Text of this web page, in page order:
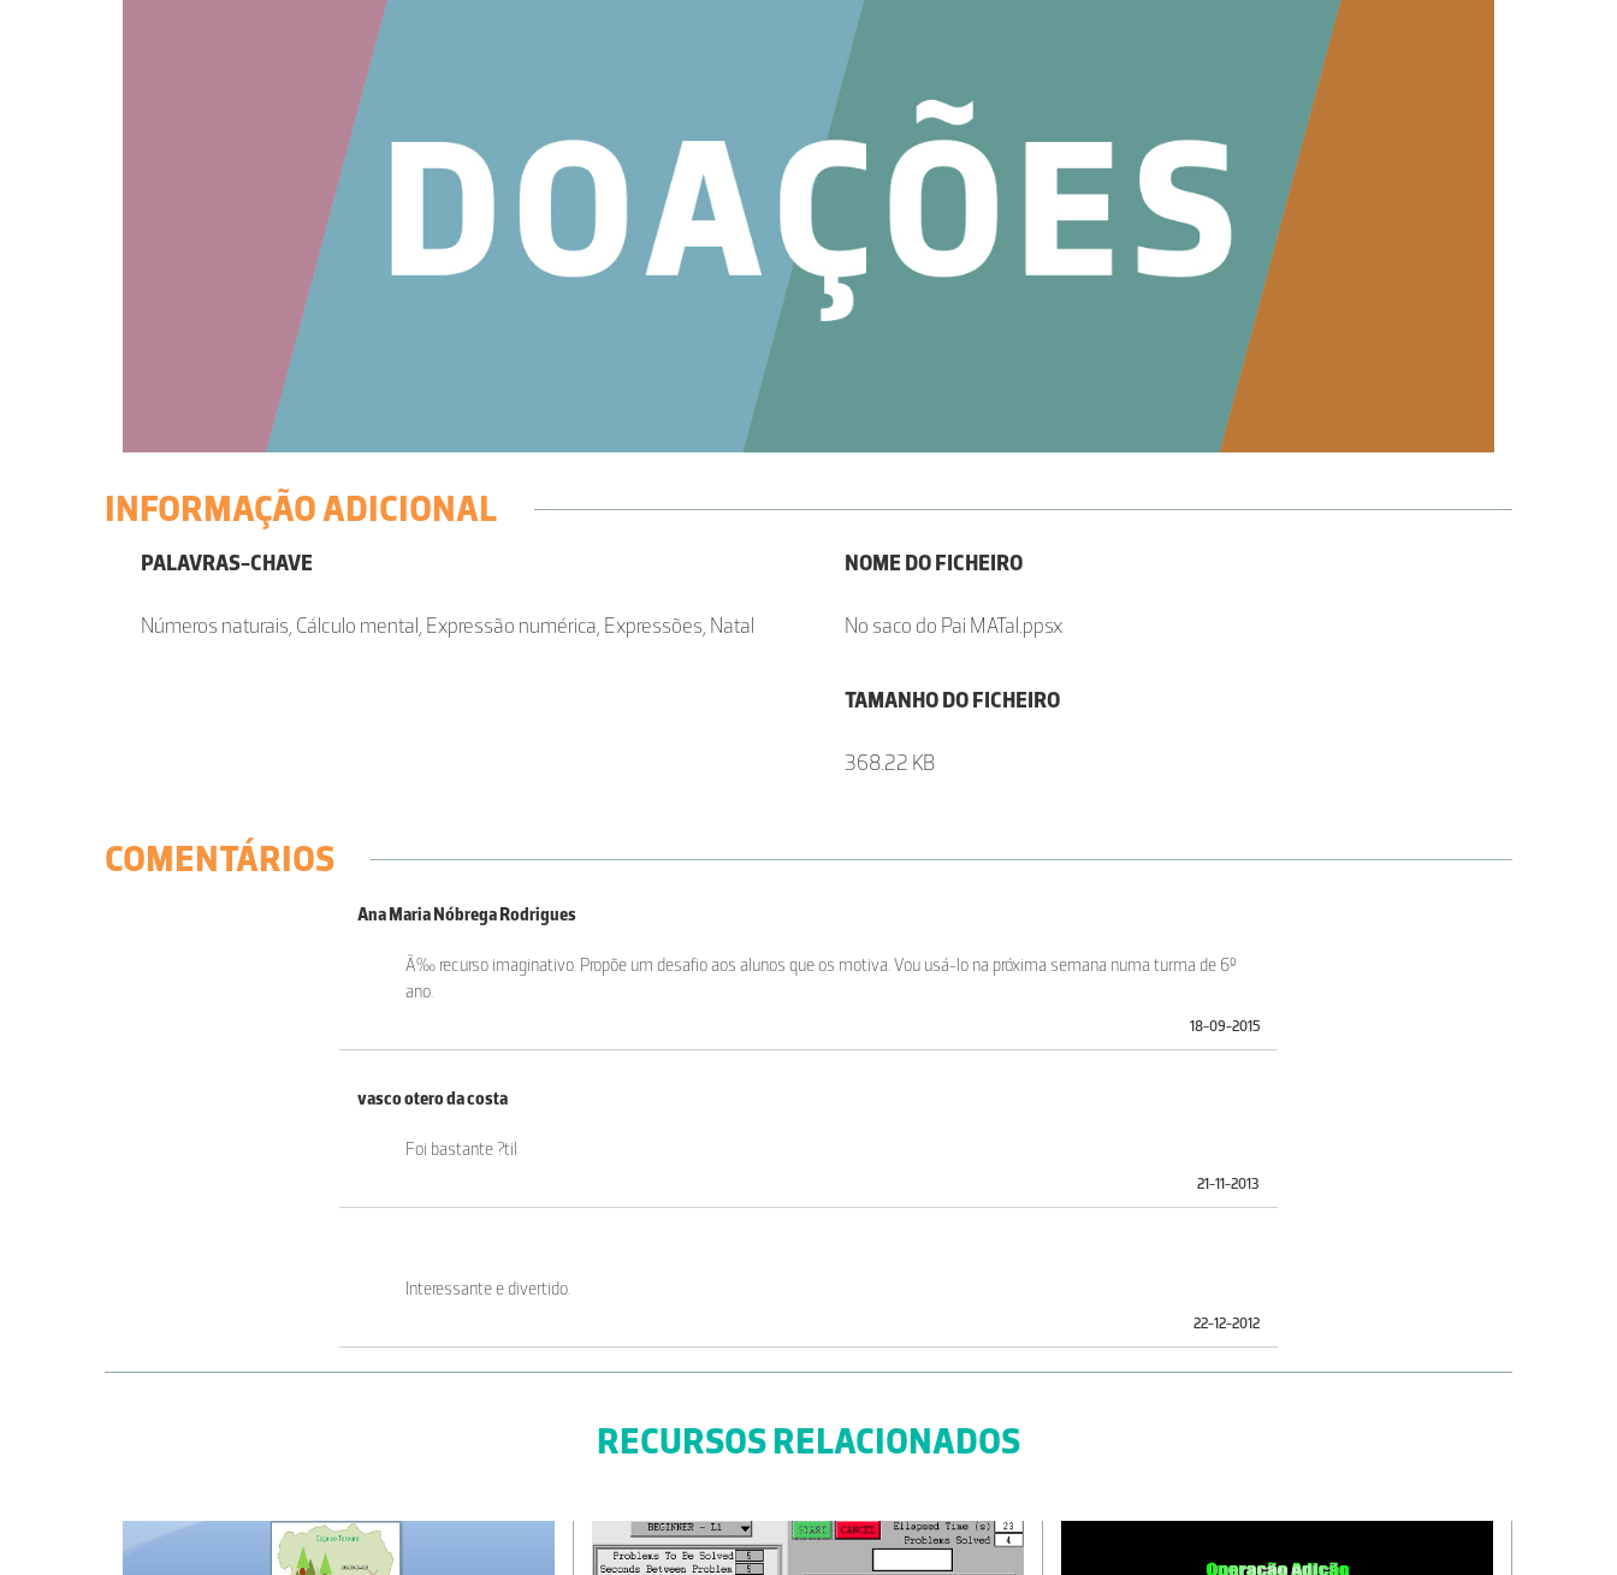
INFORMAÇÃO ADICIONAL
PALAVRAS-CHAVE
Números naturais, Cálculo mental, Expressão numérica, Expressões, Natal
NOME DO FICHEIRO
No saco do Pai MATal.ppsx
TAMANHO DO FICHEIRO
368.22 KB
COMENTÁRIOS
Ana Maria Nóbrega Rodrigues
Ã‰ recurso imaginativo. Propõe um desafio aos alunos que os motiva. Vou usá-lo na próxima semana numa turma de 6º
ano.
18-09-2015
vasco otero da costa
Foi bastante ?til
21-11-2013
Interessante e divertido.
22-12-2012
RECURSOS RELACIONADOS